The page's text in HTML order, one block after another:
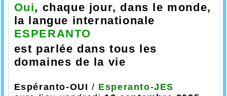
Oui, chaque jour, dans le monde,
la langue internationale
ESPERANTO
est parlée dans tous les
domaines de la vie
Espéranto-OUI / Esperanto-JES